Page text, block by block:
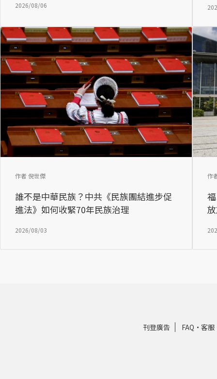
2026/08/06
誰不是中華民族？中共《民族團結進步促
進法》如何收緊70年民族治理
作者 倪世傑
2026/08/03
作
刊登廣告 FAQ · 客服